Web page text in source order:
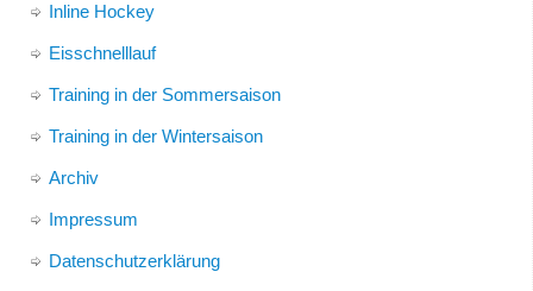
Inline Hockey
Eisschnelllauf
Training in der Sommersaison
Training in der Wintersaison
Archiv
Impressum
Datenschutzerklärung